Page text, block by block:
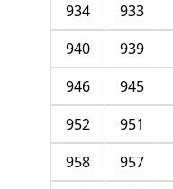
933
934
939
940
945
946
951
952
957
958